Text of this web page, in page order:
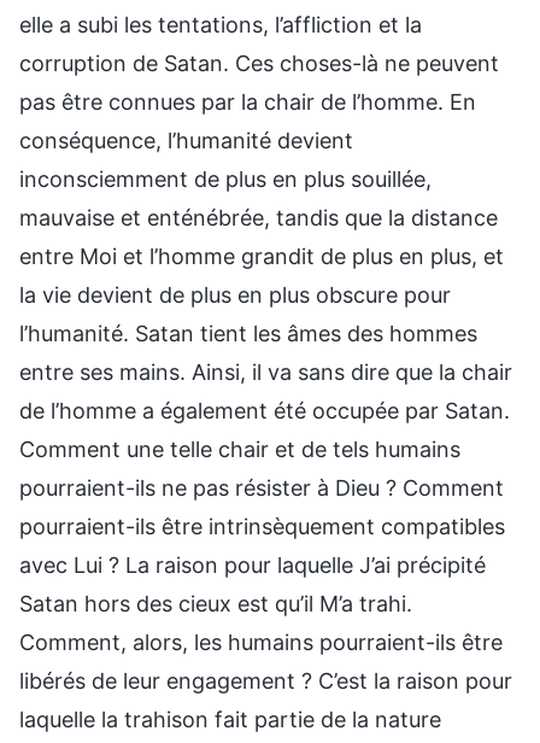
elle a subi les tentations, l’affliction et la
corruption de Satan. Ces choses-là ne peuvent
pas être connues par la chair de l’homme. En
conséquence, l’humanité devient
inconsciemment de plus en plus souillée,
mauvaise et enténébrée, tandis que la distance
entre Moi et l’homme grandit de plus en plus, et
la vie devient de plus en plus obscure pour
l’humanité. Satan tient les âmes des hommes
entre ses mains. Ainsi, il va sans dire que la chair
de l’homme a également été occupée par Satan.
Comment une telle chair et de tels humains
pourraient-ils ne pas résister à Dieu ? Comment
pourraient-ils être intrinsèquement compatibles
avec Lui ? La raison pour laquelle J’ai précipité
Satan hors des cieux est qu’il M’a trahi.
Comment, alors, les humains pourraient-ils être
libérés de leur engagement ? C’est la raison pour
laquelle la trahison fait partie de la nature